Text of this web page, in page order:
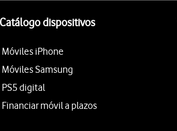
Catálogo dispositivos
Móviles iPhone
Móviles Samsung
PS5 digital
Financiar móvil a plazos